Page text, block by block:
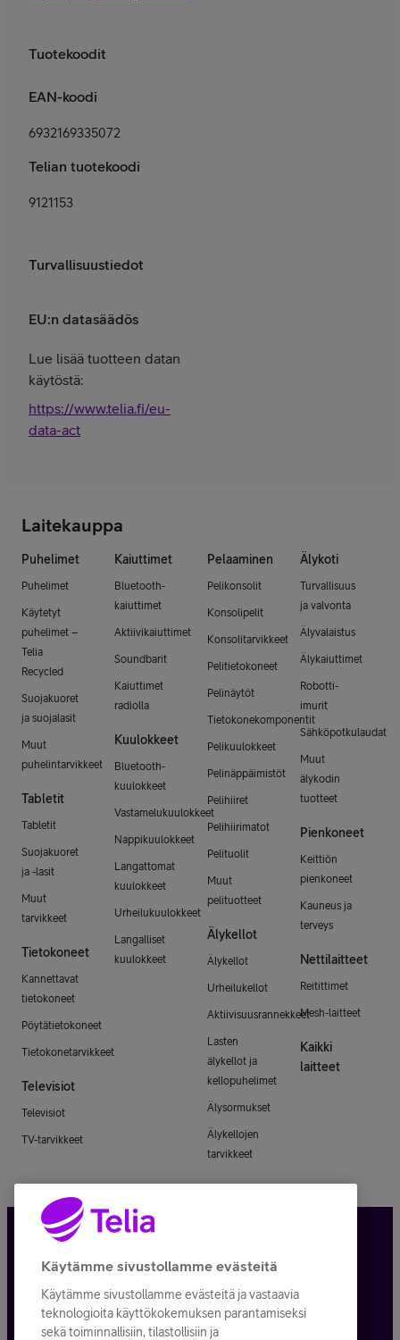
Tuotekoodit
EAN-koodi
6932169335072
Telian tuotekoodi
9121153
Turvallisuustiedot
EU:n datasäädös
Lue lisää tuotteen datan
käytöstä:
https://www.telia.fi/eu-
data-act
Laitekauppa
Puhelimet
Puhelimet
Käytetyt
puhelimet –
Telia
Recycled
Suojakuoret
ja suojalasit
Muut
puhelintarvikkeet
Tabletit
Tabletit
Suojakuoret
ja -lasit
Muut
tarvikkeet
Tietokoneet
Kannettavat
tietokoneet
Pöytätietokoneet
Tietokonetarvikkeet
Televisiot
Televisiot
TV-tarvikkeet
Kaiuttimet
Bluetooth-
kaiuttimet
Aktiivikaiuttimet
Soundbarit
Kaiuttimet
radiolla
Kuulokkeet
Bluetooth-
kuulokkeet
Vastamelukuulokkeet
Nappikuulokkeet
Langattomat
kuulokkeet
Urheilukuulokkeet
Langalliset
kuulokkeet
Pelaaminen
Pelikonsolit
Konsolipelit
Konsolitarvikkeet
Pelitietokoneet
Pelinäytöt
Tietokonekomponentit
Pelikuulokkeet
Pelinäppäimistöt
Pelihiiret
Pelihiirimatot
Pelituolit
Muut
pelituotteet
Älykellot
Älykellot
Urheilukellot
Aktiivisuusrannekkeet
Lasten
älykellot ja
kellopuhelimet
Älysormukset
Älykellojen
tarvikkeet
Älykoti
Turvallisuus
ja valvonta
Älyvalaistus
Älykaiuttimet
Robotti-
imurit
Sähköpotkulaudat
Muut
älykodin
tuotteet
Pienkoneet
Keittiön
pienkoneet
Kauneus ja
terveys
Nettilaitteet
Reitittimet
Mesh-laitteet
Kaikki
laitteet
Tietosuoja ja -turva
Tilauksen peruuttaminen
Käytämme sivustollamme evästeitä
Käytämme sivustollamme evästeitä ja vastaavia
teknologioita käyttökokemuksen parantamiseksi
sekä toiminnallisiin, tilastollisiin ja